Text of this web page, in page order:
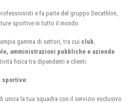
e fa parte del gruppo Decathlon,
sportive in tutto il mondo.
gamma di settori, tra cui club
amministrazioni pubbliche e aziende
fisica tra dipendenti e clienti.
sportive:
unica la tua squadra con il servizio esclusivo